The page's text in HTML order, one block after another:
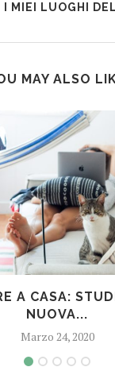
I MIEI LUOGHI
MAY ALSO
A CASA:
NUOVA...
Marzo 24, 2020